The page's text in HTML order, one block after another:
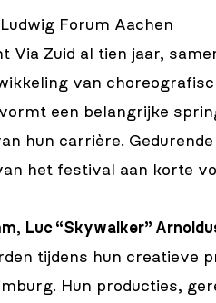
Forum Aachen
Via Zuid al tien jaar,
van
een belangrijke
hun carrière.
het festival aan korte
, Luc “Skywalker”
tijdens hun creatieve
Hun producties,